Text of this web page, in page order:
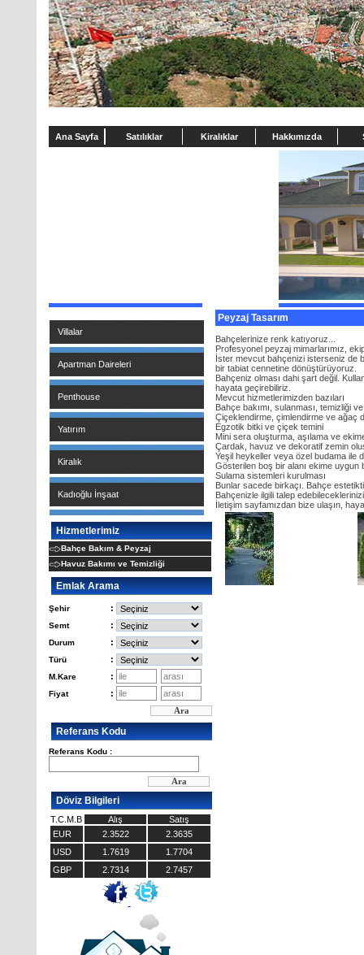
Ana Sayfa Satılıklar Kiralıklar Hakkımızda
Villalar
Apartman Daireleri
Penthouse
Yatırım
Kiralık
Kadıoğlu İnşaat
Hizmetlerimiz
Bahçe Bakım & Peyzaj
Havuz Bakımı ve Temizliği
Emlak Arama
Şehir :
Semt :
Durum :
Türü :
M.Kare :
Fiyat :
Referans Kodu
Referans Kodu :
Döviz Bilgileri
T.C.M.B Alış
Satış
EUR
2.3522
2.3635
USD
1.7619
1.7704
GBP
2.7314 2.7457
Peyzaj Tasarım
Bahçelerinize renk katıyoruz...
Profesyonel peyzaj mimarlarımız,
İster mevcut bahçenizi isterseniz de
bir tabiat cennetine dönüştürüyoruz.
Bahçeniz olması dahi şart değil.
hayata geçirebiliriz.
Mevcut hizmetlerimizden bazıları
Bahçe bakımı, sulanması, temizliği
Çiçeklendirme, çimlendirme ve ağaç
Egzotik bitki ve çiçek temini
Mini sera oluşturma, aşılama ve
Çardak, havuz ve dekoratif zemin
Yeşil heykeller veya özel budama ile
Gösterilen boş bir alanı ekime uygun
Sulama sistemleri kurulması
Bunlar sacede birkaçı. Bahçe
Bahçenizle ilgili talep
İletişim sayfamızdan bize ulaşın,